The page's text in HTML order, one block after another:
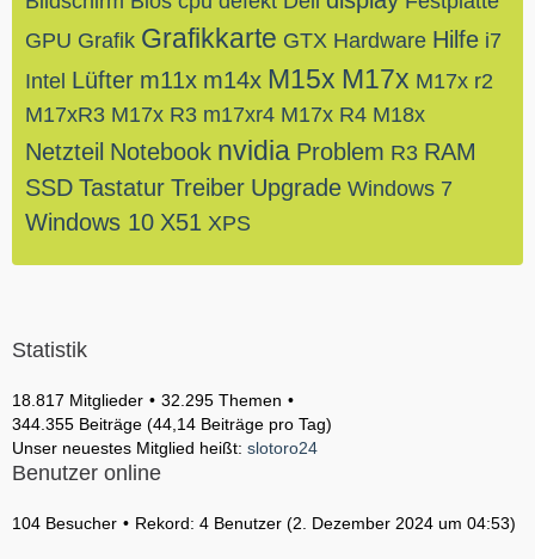
GPU Grafik Grafikkarte GTX Hardware Hilfe i7
Intel Lüfter m11x m14x M15x M17x M17x r2
M17xR3 M17x R3 m17xr4 M17x R4 M18x
Netzteil Notebook nvidia Problem R3 RAM
SSD Tastatur Treiber Upgrade Windows 7
Windows 10 X51 XPS
Statistik
18.817 Mitglieder
32.295 Themen
344.355 Beiträge (44,14 Beiträge pro Tag)
Unser neuestes Mitglied heißt: slotoro24
Benutzer online
104 Besucher Rekord: 4 Benutzer (2. Dezember 2024 um 04:53)